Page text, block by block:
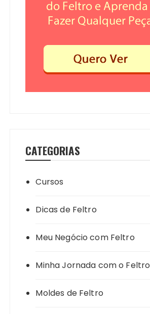
CATEGORIAS
Cursos
Dicas de Feltro
Meu Negócio com Feltro
Minha Jornada com o Feltro
Moldes de Feltro